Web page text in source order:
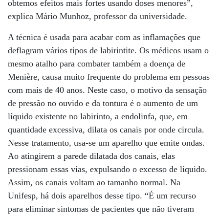
obtemos efeitos mais fortes usando doses menores”,
explica Mário Munhoz, professor da universidade.
A técnica é usada para acabar com as inflamações que
deflagram vários tipos de labirintite. Os médicos usam o
mesmo atalho para combater também a doença de
Menière, causa muito frequente do problema em pessoas
com mais de 40 anos. Neste caso, o motivo da sensação
de pressão no ouvido e da tontura é o aumento de um
líquido existente no labirinto, a endolinfa, que, em
quantidade excessiva, dilata os canais por onde circula.
Nesse tratamento, usa-se um aparelho que emite ondas.
Ao atingirem a parede dilatada dos canais, elas
pressionam essas vias, expulsando o excesso de líquido.
Assim, os canais voltam ao tamanho normal. Na
Unifesp, há dois aparelhos desse tipo. “É um recurso
para eliminar sintomas de pacientes que não tiveram